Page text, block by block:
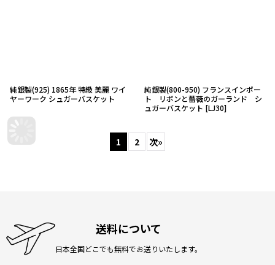
純銀製(925) 1865年 特級 美麗 ワイ
ヤーワーク シュガーバスケット
純銀製(800-950) フランスインポー
ト リボンと薔薇のガーランド シ
ュガーバスケット [LJ30]
1 2 次»
送料について
日本全国どこでも無料でお送りいたします。